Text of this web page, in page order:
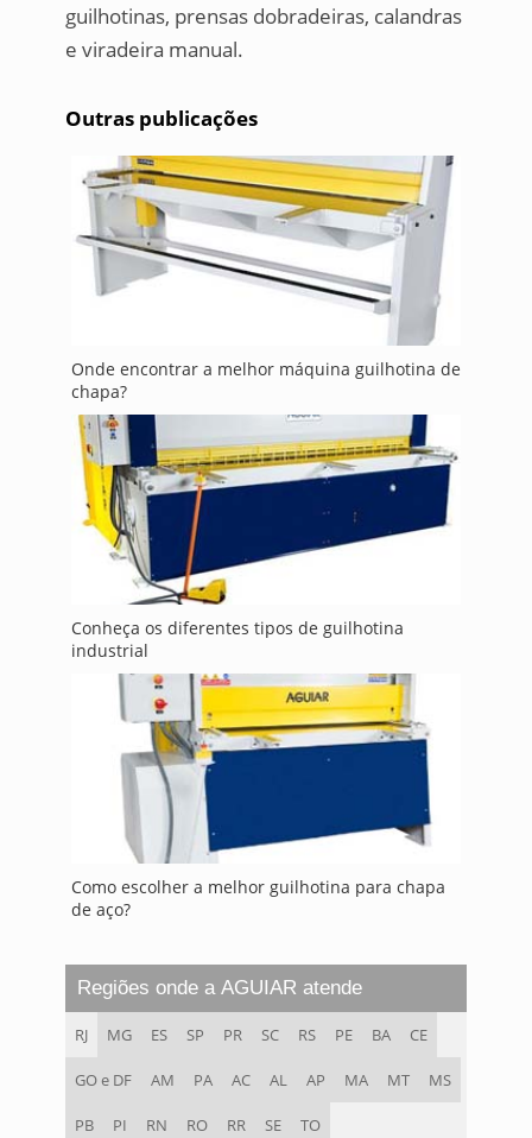
guilhotinas, prensas dobradeiras, calandras
e viradeira manual.
Outras publicações
Onde encontrar a melhor máquina guilhotina de
chapa?
Conheça os diferentes tipos de guilhotina
industrial
Como escolher a melhor guilhotina para chapa
de aço?
Regiões onde a AGUIAR atende
RJ MG ES SP PR SC RS PE BA CE
GO e DF AM PA AC AL AP MA MT MS
PB PI RN RO RR SE TO